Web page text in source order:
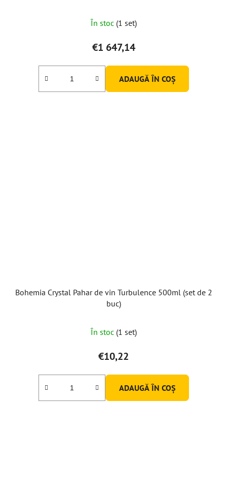
În stoc (1 set)
€1 647,14
ADAUGĂ ÎN COŞ
Bohemia Crystal Pahar de vin Turbulence 500ml (set de 2
buc)
medie
a
produsului
este
5,0
În stoc (1 set)
€10,22
ADAUGĂ ÎN COŞ